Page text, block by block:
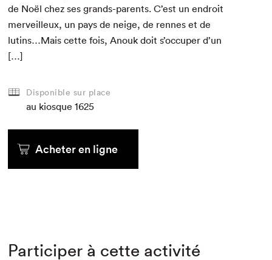
de Noël chez ses grands-par­ents. C’est un endroit
mer­veilleux, un pays de neige, de rennes et de
lutins…Mais cette fois, Anouk doit s’occuper d’un
[…]
Disponible sur place
au kiosque 1625
Acheter en ligne
Participer à cette activité